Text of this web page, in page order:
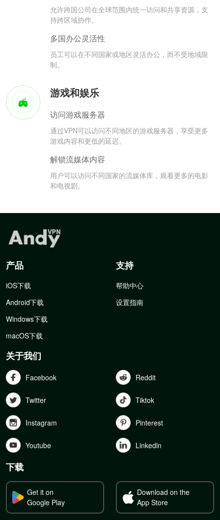
允许跨国公司在全球范围内统一访问和共享资源，支
持跨区域协作。
多国办公灵活性
员工可以在不同国家或地区灵活办公，而不受地域限
制。
游戏和娱乐
访问游戏服务器
通过VPN可以访问不同地区的游戏服务器，享受更多
游戏内容和更低的延迟。
解锁流媒体内容
用户可以访问不同国家的流媒体库，观看更多的电影
和电视剧。
产品
iOS下载
Android下载
Windows下载
macOS下载
支持
帮助中心
设置指南
关于我们
Facebook Reddit
Twitter Tiktok
Instagram Pinterest
Youtube Linkedln
下载
Get it on
Google Play
Download on the
App Store